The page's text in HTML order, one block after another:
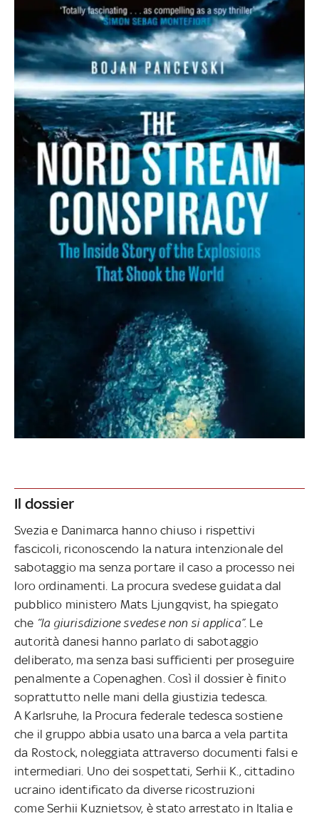
Il dossier
Svezia e Danimarca hanno chiuso i rispettivi
fascicoli, riconoscendo la natura intenzionale del
sabotaggio ma senza portare il caso a processo nei
loro ordinamenti. La procura svedese guidata dal
pubblico ministero Mats Ljungqvist, ha spiegato
che “la giurisdizione svedese non si applica”. Le
autorità danesi hanno parlato di sabotaggio
deliberato, ma senza basi sufficienti per proseguire
penalmente a Copenaghen. Così il dossier è finito
soprattutto nelle mani della giustizia tedesca.
A Karlsruhe, la Procura federale tedesca sostiene
che il gruppo abbia usato una barca a vela partita
da Rostock, noleggiata attraverso documenti falsi e
intermediari. Uno dei sospettati, Serhii K., cittadino
ucraino identificato da diverse ricostruzioni
come Serhii Kuznietsov, è stato arrestato in Italia e